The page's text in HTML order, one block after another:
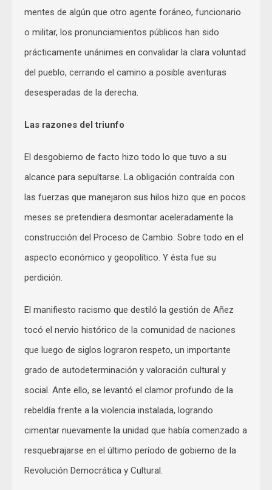
mentes de algún que otro agente foráneo, funcionario
o militar, los pronunciamientos públicos han sido
prácticamente unánimes en convalidar la clara voluntad
del pueblo, cerrando el camino a posible aventuras
desesperadas de la derecha.
Las razones del triunfo
El desgobierno de facto hizo todo lo que tuvo a su
alcance para sepultarse. La obligación contraída con
las fuerzas que manejaron sus hilos hizo que en pocos
meses se pretendiera desmontar aceleradamente la
construcción del Proceso de Cambio. Sobre todo en el
aspecto económico y geopolítico. Y ésta fue su
perdición.
El manifiesto racismo que destiló la gestión de Añez
tocó el nervio histórico de la comunidad de naciones
que luego de siglos lograron respeto, un importante
grado de autodeterminación y valoración cultural y
social. Ante ello, se levantó el clamor profundo de la
rebeldía frente a la violencia instalada, logrando
cimentar nuevamente la unidad que había comenzado a
resquebrajarse en el último período de gobierno de la
Revolución Democrática y Cultural.